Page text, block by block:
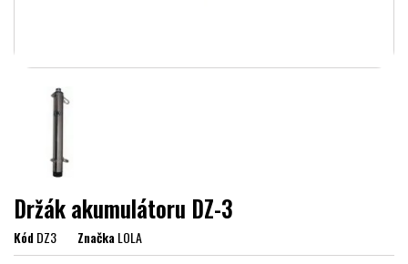
Držák akumulátoru DZ-3
KódDZ3 ZnačkaLOLA